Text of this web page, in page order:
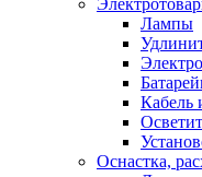
Лампы
Кабель
Оснастка,